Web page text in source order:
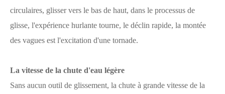
circulaires, glisser vers le bas de haut, dans le processus de
glisse, l'expérience hurlante tourne, le déclin rapide, la montée
des vagues est l'excitation d'une tornade.
La vitesse de la chute d'eau légère
Sans aucun outil de glissement, la chute à grande vitesse de la